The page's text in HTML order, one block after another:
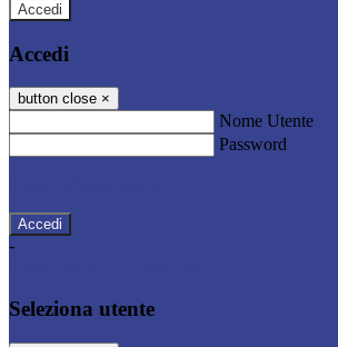
Accedi
Accedi
button close ×
Nome Utente
Password
-
Seleziona utente